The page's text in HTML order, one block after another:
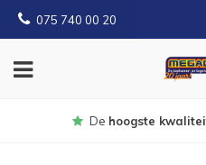
075 740 00 20
Gratis